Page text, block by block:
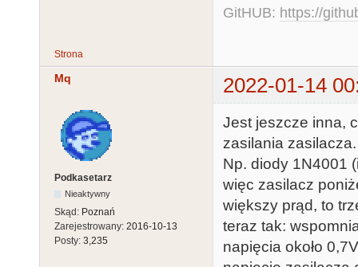
GitHUB: https://
Strona
Mq 2022-01-14
Podkasetarz
Nieaktywny
Skąd: Poznań
Zarejestrowany: 2016-10-13
Posty: 3,235
Jest jeszcze inna,
zasilania
Np. diody 1N4001
więc zasilacz
większy prąd, to
teraz tak:
napięcia około